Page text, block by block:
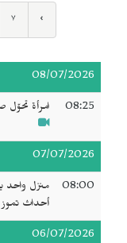
٧ ›
08/07/2026
08:25 امرأة تحوّل
07/07/2026
08:00
منزل واحد
أحداث تموز 2025
06/07/2026